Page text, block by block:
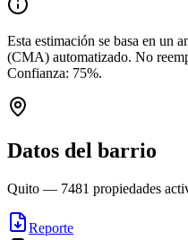
Esta estimación se basa en un
(CMA) automatizado. No
Confianza: 75%.
Datos del barrio
Quito — 7481 propiedades
Reporte